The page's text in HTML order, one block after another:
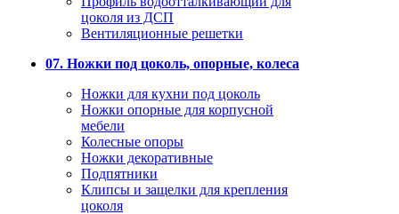
цоколя из ДСП
Вентиляционные решетки
07. Ножки под цоколь, опорные, колеса
Ножки для кухни под цоколь
Ножки опорные для корпусной
мебели
Колесные опоры
Ножки декоративные
Подпятники
Клипсы и защелки для крепления
цоколя